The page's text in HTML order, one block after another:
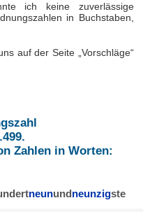
ich keine zuverlässige
in Buchstaben,
auf der Seite „Vorschläge“
Zahlen in Worten:
neunundneunzigste